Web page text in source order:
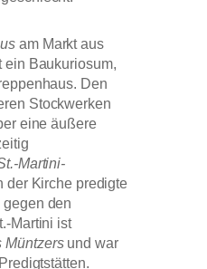
am Markt aus
ein Baukuriosum,
Den
Stockwerken
eine äußere
Martini-
der Kirche predigte
den
Martini ist
Müntzersund war